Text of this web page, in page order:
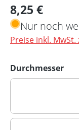
Regulärer Preis:
8,25 €
Nur noch
Preise inkl.
Durchmesser